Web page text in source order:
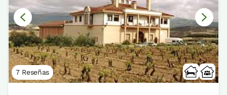
7 Reseñas